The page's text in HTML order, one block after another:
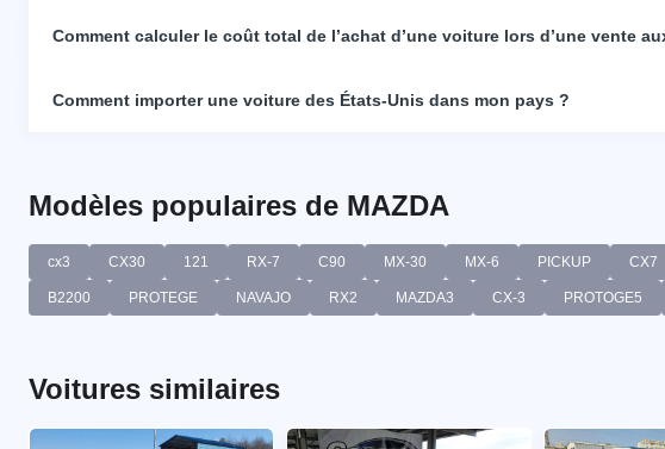
Comment calculer le coût total de l’achat d’une voiture lors d’une vente
Comment importer une voiture des États-Unis dans mon pays ?
Modèles populaires de MAZDA
cx3 CX30 121 RX-7 C90 MX-30 MX-6 PICKUP CX7
B2200 PROTEGE NAVAJO RX2 MAZDA3 CX-3 PROTOGE5
Voitures similaires